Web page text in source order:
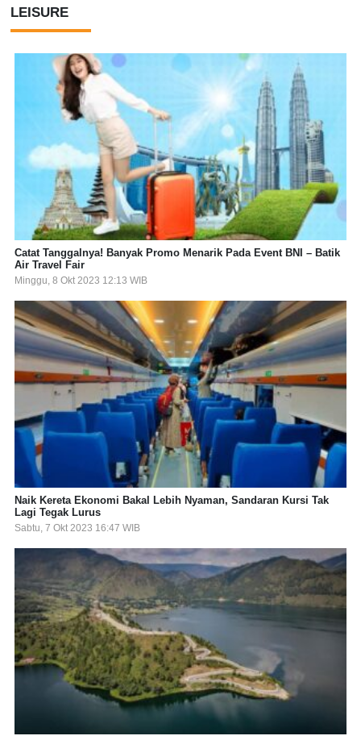
LEISURE
Catat Tanggalnya! Banyak Promo Menarik Pada Event BNI – Batik
Air Travel Fair
Minggu, 8 Okt 2023 12:13 WIB
Naik Kereta Ekonomi Bakal Lebih Nyaman, Sandaran Kursi Tak
Lagi Tegak Lurus
Sabtu, 7 Okt 2023 16:47 WIB